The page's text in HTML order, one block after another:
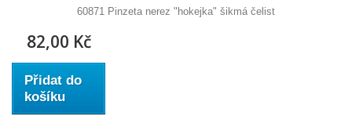
60871 Pinzeta nerez "hokejka" šikmá čelist
82,00 Kč
Přidat do
košíku